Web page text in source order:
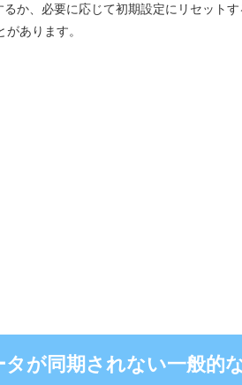
か、必要に応じて初期設定にリセット
あります。
が同期されない一般的